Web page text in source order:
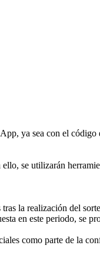
ya sea con el
se utilizarán
la realización del
en este periodo, se
como parte de la